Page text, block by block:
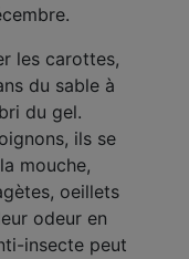
les carottes,
du sable à
du gel.
ils se
mouche,
oeillets
odeur en
insecte peut